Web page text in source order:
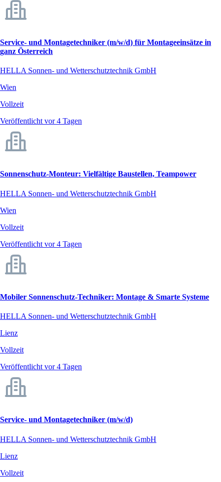
Service- und Montagetechniker (m/w/d) für Montageeinsätze in
ganz Österreich
HELLA Sonnen- und Wetterschutztechnik GmbH
Wien
Vollzeit
Veröffentlicht vor 4 Tagen
Sonnenschutz-Monteur: Vielfältige Baustellen, Teampower
HELLA Sonnen- und Wetterschutztechnik GmbH
Wien
Vollzeit
Veröffentlicht vor 4 Tagen
Mobiler Sonnenschutz-Techniker: Montage & Smarte Systeme
HELLA Sonnen- und Wetterschutztechnik GmbH
Lienz
Vollzeit
Veröffentlicht vor 4 Tagen
Service- und Montagetechniker (m/w/d)
HELLA Sonnen- und Wetterschutztechnik GmbH
Lienz
Vollzeit